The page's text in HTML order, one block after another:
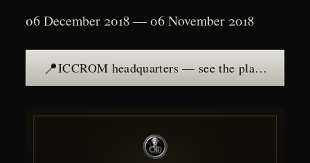
06 December 2018 — 06 November 2018
📍 ICCROM headquarters — see the place →